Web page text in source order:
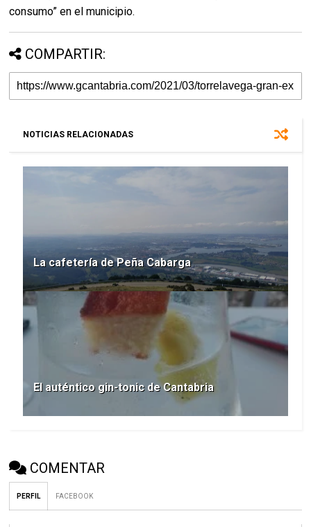
consumo” en el municipio.
COMPARTIR:
NOTICIAS RELACIONADAS
La cafetería de Peña Cabarga
El auténtico gin-tonic de Cantabria
COMENTAR
PERFIL FACEBOOK